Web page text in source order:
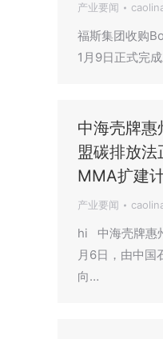
产业要闻
福斯集团收购
1月9日正式完
中海壳牌惠
盟碳排放
MMA扩建
产业要闻
hi 中海壳牌惠
月6日，由中国
向…